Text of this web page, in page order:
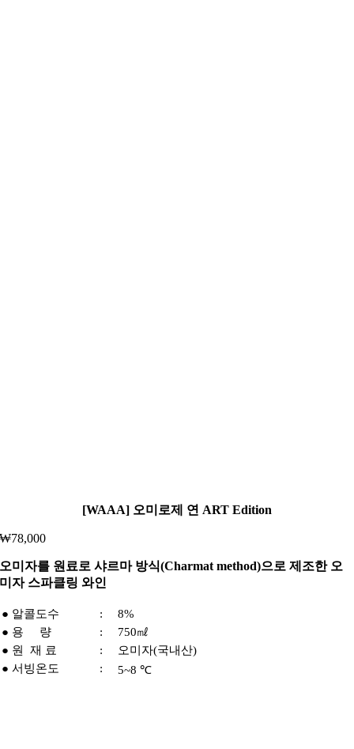
[WAAA] 오미로제 연 ART Edition
₩78,000
오미자를 원료로 샤르마 방식(Charmat method)으로 제조한 오
미자 스파클링 와인
● 알콜도수 :
8%
● 용 량
:
750㎖
● 원 재 료
:
오미자(국내산)
● 서빙온도
: 5~8 ℃